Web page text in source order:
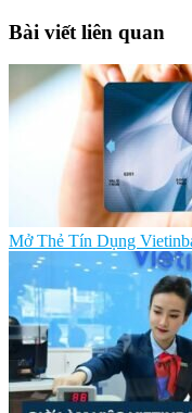
Bài viết liên quan
Mở Thẻ Tín Dụng